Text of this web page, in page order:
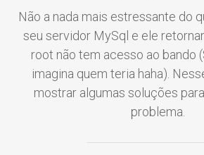
Não a nada mais estressante do
seu servidor MySql e ele
root não tem acesso ao bando
imagina quem teria haha).
mostrar algumas soluções
problema.